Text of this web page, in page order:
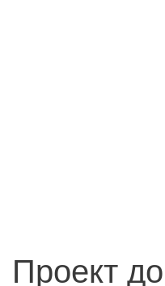
Проект